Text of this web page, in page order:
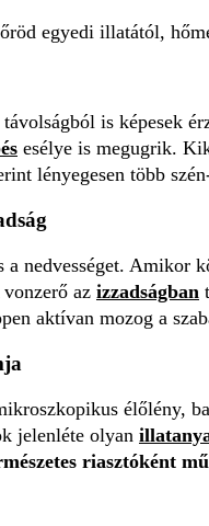
egyedi illatától,
is képesek
esélye is megugrik.
lényegesen több
nedvességet. Amikor
az izzadságban
aktívan mozog a
élőlény,
jelenléte olyan
riasztóként